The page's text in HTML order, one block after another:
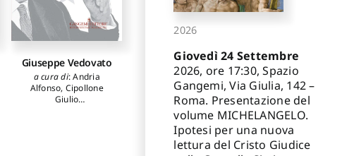
Giuseppe Vedovato
a cura di:Andria
Alfonso, Cipollone
Giulio
2026
Giovedì 24 Settembre
2026, ore 17:30, Spazio
Gangemi, Via Giulia, 142 –
Roma. Presentazione del
volume MICHELANGELO.
Ipotesi per una nuova
lettura del Cristo Giudice